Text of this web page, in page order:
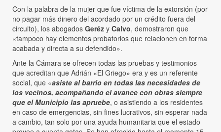
Con la palabra de la mujer que fue víctima de la extorsión (por
no pagar más dinero del acordado por un crédito fuera del
circuito), los abogados Geréz y Calvo, demostraron que
«tampoco hay elementos probatorios que relacionen en forma
acabada y directa a su defendido».
Ante la Cámara se ofrecen todas las pruebas y testimonios
que acreditan que Adrián «El Griego» era y es un referente
social, que «asiste al barrio en todas las necesidades de
los vecinos, acompañando el avance con obras siempre
que el Municipio las apruebe, o asistiendo a los residentes
en caso de emergencias, sin fines lucrativos, sin esperar nada
a cambio, tan solo por una ayuda humanitaria que el estado